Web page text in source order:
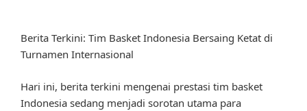
Berita Terkini: Tim Basket Indonesia Bersaing Ketat di
Turnamen Internasional
Hari ini, berita terkini mengenai prestasi tim basket
Indonesia sedang menjadi sorotan utama para